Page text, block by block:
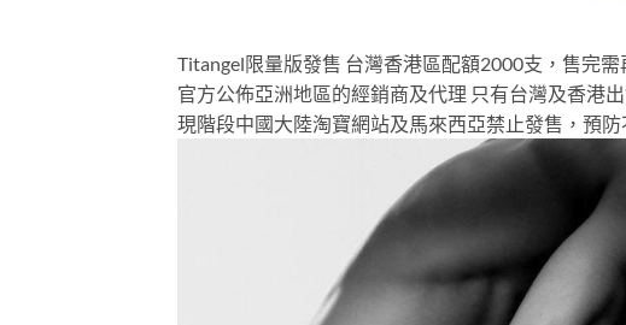
Titangel限量版發售 台灣香港區配額2000支，售完需
官方公佈亞洲地區的經銷商及代理 只有台灣及香港出
現階段中國大陸淘寶網站及馬來西亞禁止發售，預